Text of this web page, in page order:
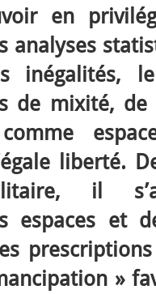
en
analyses
inégalités,
de mixité,
liberté.
il
espaces et
»